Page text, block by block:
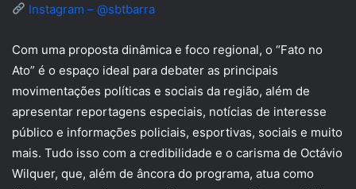
Instagram – @sbtbarra
Com uma proposta dinâmica e foco regional, o “Fato no
Ato” é o espaço ideal para debater as principais
movimentações políticas e sociais da região, além de
apresentar reportagens especiais, notícias de interesse
público e informações policiais, esportivas, sociais e muito
mais. Tudo isso com a credibilidade e o carisma de Octávio
Wilquer, que, além de âncora do programa, atua como